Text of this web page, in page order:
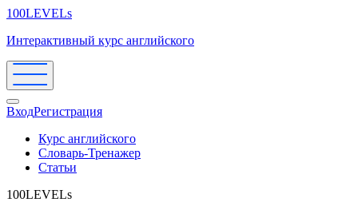
100LEVELs
Интерактивный курс английского
ВходРегистрация
Курс английского
Словарь-Тренажер
Статьи
100LEVELs